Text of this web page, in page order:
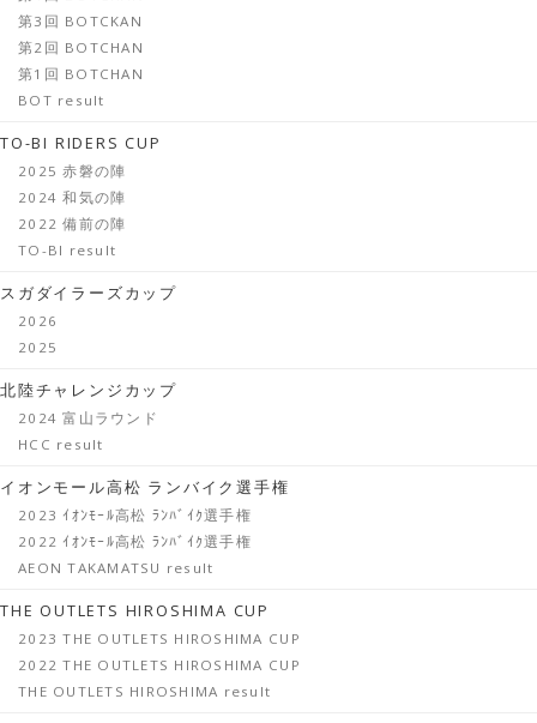
第3回 BOTCKAN
第2回 BOTCHAN
第1回 BOTCHAN
BOT result
TO-BI RIDERS CUP
2025 赤磐の陣
2024 和気の陣
2022 備前の陣
TO-BI result
スガダイラーズカップ
2026
2025
北陸チャレンジカップ
2024 富山ラウンド
HCC result
イオンモール高松 ランバイク選手権
2023 ｲｵﾝﾓｰﾙ高松 ﾗﾝﾊﾞｲｸ選手権
2022 ｲｵﾝﾓｰﾙ高松 ﾗﾝﾊﾞｲｸ選手権
AEON TAKAMATSU result
THE OUTLETS HIROSHIMA CUP
2023 THE OUTLETS HIROSHIMA CUP
2022 THE OUTLETS HIROSHIMA CUP
THE OUTLETS HIROSHIMA result